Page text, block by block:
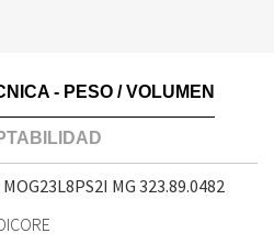
- PESO / VOLUMEN
MG 323.89.0482